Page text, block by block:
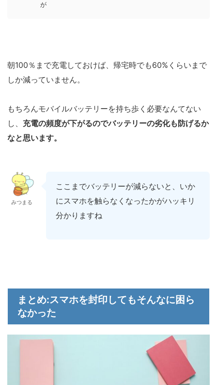
が
朝100％まで充電しておけば、帰宅時でも60%くらいまで
しか減っていません。
もちろんモバイルバッテリーを持ち歩く必要なんてない
し、 充電の頻度が下がるのでバッテリーの劣化も防げるか
なと思います。
みつまる
ここまでバッテリーが減らないと、いか
にスマホを触らなくなったかがハッキリ
分かりますね
まとめ:スマホを封印してもそんなに困ら
なかった